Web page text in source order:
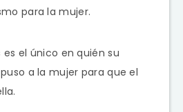
para la mujer.
es el único en quién su
a la mujer para que el